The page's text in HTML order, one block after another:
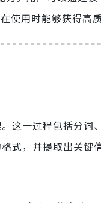
使用时能够获得高质
这一过程包括分词
，并提取出关键